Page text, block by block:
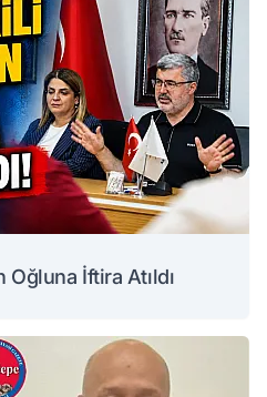
Oğluna İftira Atıldı